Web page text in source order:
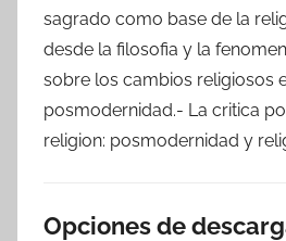
sagrado como base de la
desde la filosofia y la
sobre los cambios religiosos
posmodernidad.- La critica
religion: posmodernidad y
Opciones de